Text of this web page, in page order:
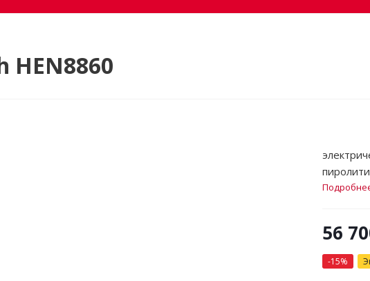
дисплей,
56
-15%